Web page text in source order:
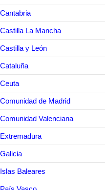
La Mancha
y León
de Madrid
Valenciana
Baleares